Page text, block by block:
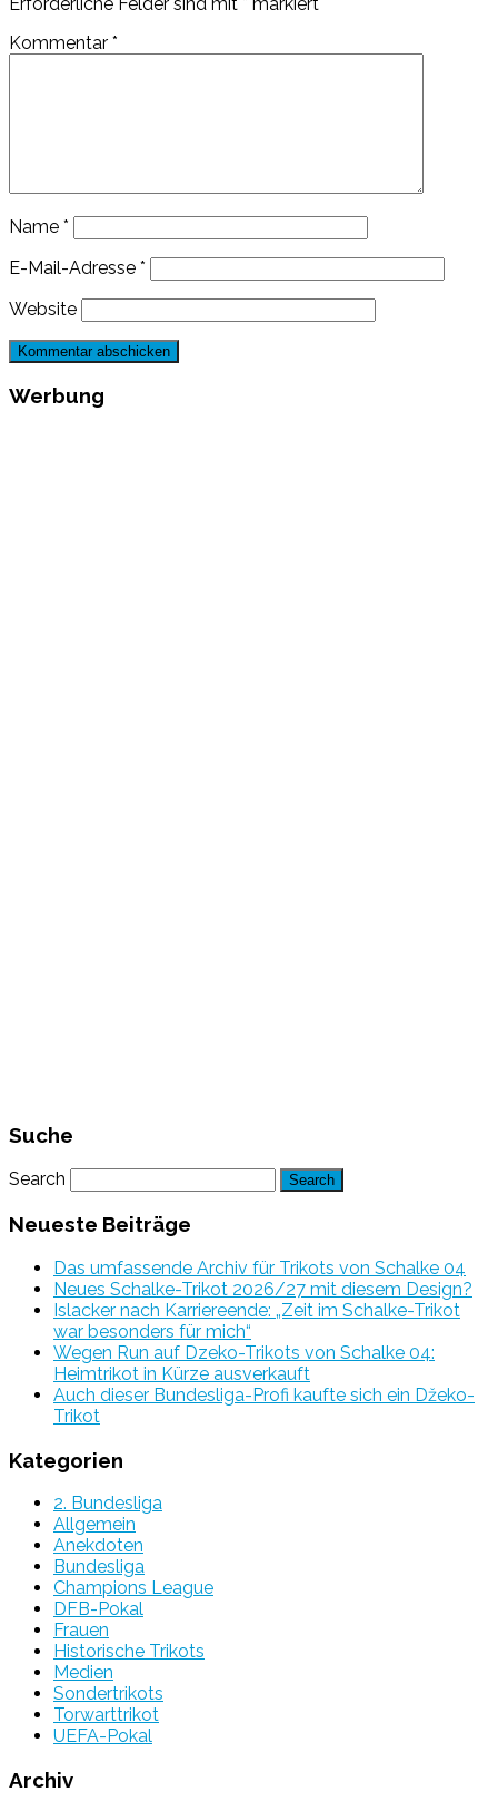
Kommentar *
Name *
E-Mail-Adresse *
Website
Werbung
Suche
Search
Neueste Beiträge
Das umfassende Archiv für Trikots von Schalke 04
Neues Schalke-Trikot 2026/27 mit diesem Design?
Islacker nach Karriereende: „Zeit im Schalke-Trikot
war besonders für mich“
Wegen Run auf Dzeko-Trikots von Schalke 04:
Heimtrikot in Kürze ausverkauft
Auch dieser Bundesliga-Profi kaufte sich ein Džeko-
Trikot
Kategorien
2. Bundesliga
Allgemein
Anekdoten
Bundesliga
Champions League
DFB-Pokal
Frauen
Historische Trikots
Medien
Sondertrikots
Torwarttrikot
UEFA-Pokal
Archiv